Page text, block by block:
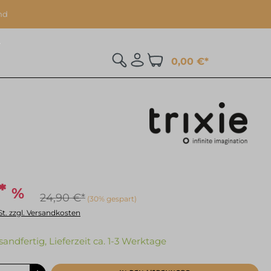
0,00 €*
% 24,90 €* (30% gespart)
zzgl. Versandkosten
Lieferzeit ca. 1-3 Werktage